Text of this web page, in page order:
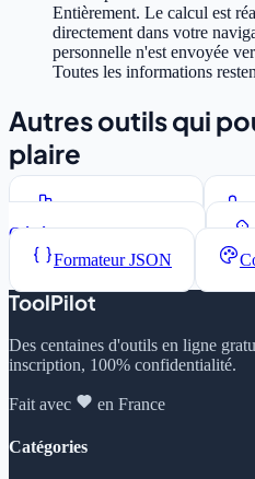
Entièrement. Le calcul est
directement dans votre
personnelle n'est envoyée
Toutes les informations
Autres outils qui
plaire
Compteur de mots
Générateur Lorem Ipsum
Formateur JSON
ToolPilot
Des centaines d'outils en ligne
inscription, 100% confidentialité.
Fait avec en France
Catégories